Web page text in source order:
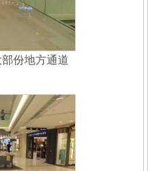
份地方通道